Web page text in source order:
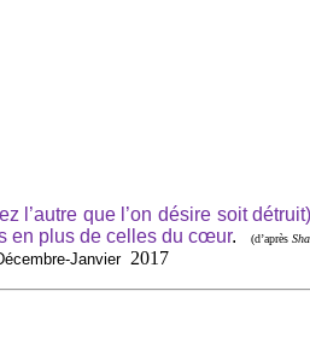
que l’on désire soit
en plus de celles du cœur. (d’après
Janvier 2017